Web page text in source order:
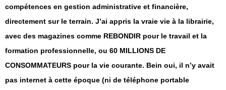
compétences en gestion administrative et financière,
directement sur le terrain. J’ai appris la vraie vie à la librairie,
avec des magazines comme REBONDIR pour le travail et la
formation professionnelle, ou 60 MILLIONS DE
CONSOMMATEURS pour la vie courante. Bein oui, il n’y avait
pas internet à cette époque (ni de téléphone portable